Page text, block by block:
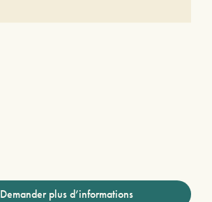
Demander plus d’informations